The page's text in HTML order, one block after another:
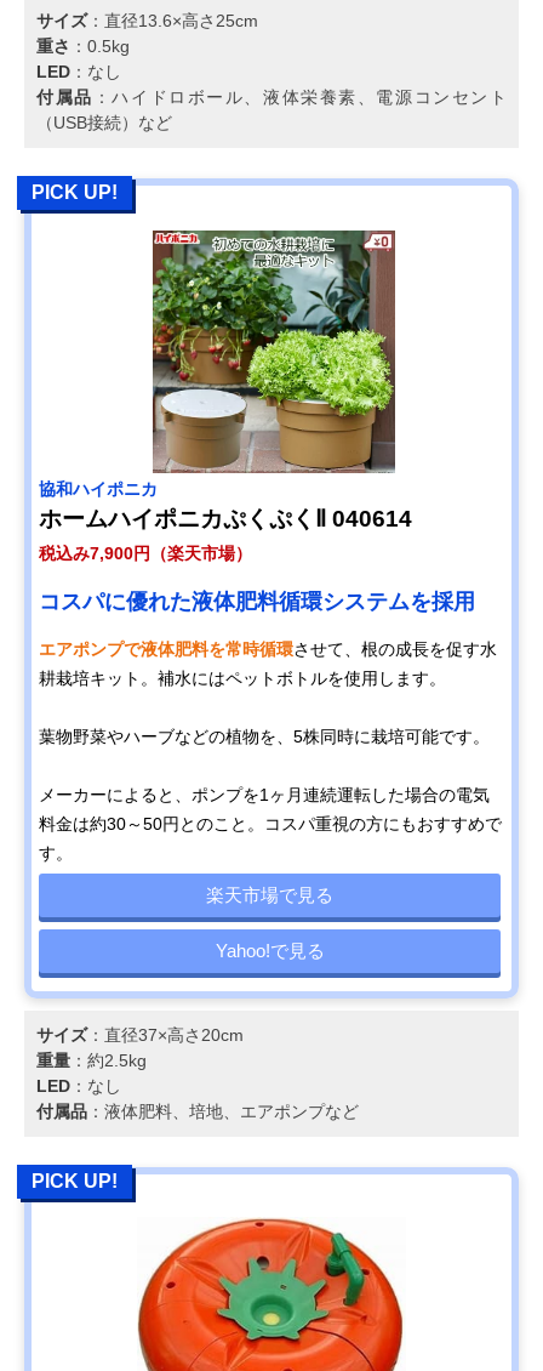
サイズ：直径13.6×高さ25cm
重さ ：0.5kg
LED ：なし
付属品 ：ハイドロボール、液体栄養素、電源コンセント
（USB接続）など
PICK UP!
協和ハイポニカ
ホームハイポニカぷくぷくⅡ 040614
税込み7,900円（楽天市場）
コスパに優れた液体肥料循環システムを採用
エアポンプで液体肥料を常時循環させて、根の成長を促す水
耕栽培キット。補水にはペットボトルを使用します。
葉物野菜やハーブなどの植物を、5株同時に栽培可能です。
メーカーによると、ポンプを1ヶ月連続運転した場合の電気
料金は約30～50円とのこと。コスパ重視の方にもおすすめで
す。
楽天市場で見る
Yahoo!で見る
サイズ：直径37×高さ20cm
重量 ：約2.5kg
LED ：なし
付属品 ：液体肥料、培地、エアポンプなど
PICK UP!